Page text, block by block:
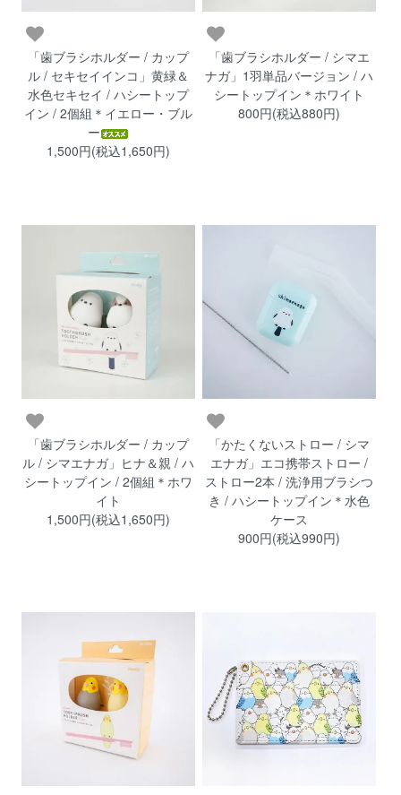
「歯ブラシホルダー / カップ
ル / セキセイインコ」黄緑＆
水色セキセイ / ハシートップ
イン / 2個組＊イエロー・ブル
ー
1,500円(税込1,650円)
「歯ブラシホルダー / シマエ
ナガ」1羽単品バージョン / ハ
シートップイン＊ホワイト
800円(税込880円)
「歯ブラシホルダー / カップ
ル / シマエナガ」ヒナ＆親 / ハ
シートップイン / 2個組＊ホワ
イト
1,500円(税込1,650円)
「かたくないストロー / シマ
エナガ」エコ携帯ストロー /
ストロー2本 / 洗浄用ブラシつ
き / ハシートップイン＊水色
ケース
900円(税込990円)